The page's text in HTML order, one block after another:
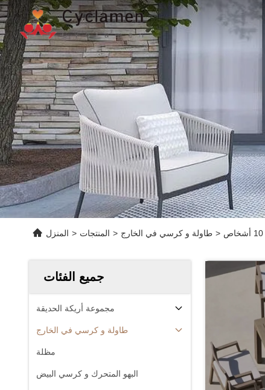
المنزل > المنتجات > طاولة و كرسي في الخارج >
جميع الفئات
مجموعة أريكة الحديقة
طاولة و كرسي في الخارج
مظلة
البهو المتحرك و كرسي البيض